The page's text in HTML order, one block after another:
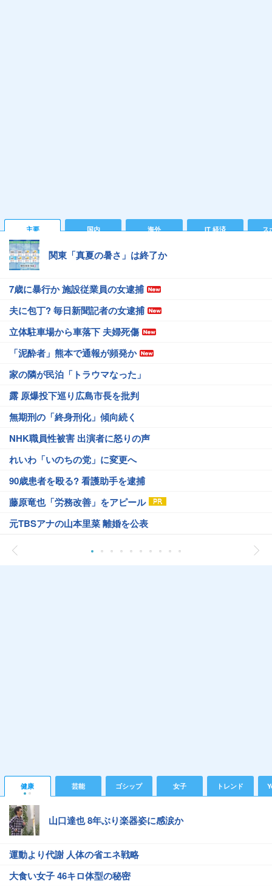
主要 国内 海外 IT 経済 ス
関東「真夏の暑さ」は終了か
7歳に暴行か 施設従業員の女逮捕
夫に包丁? 毎日新聞記者の女逮捕
立体駐車場から車落下 夫婦死傷
「泥酔者」熊本で通報が頻発か
家の隣が民泊「トラウマなった」
露 原爆投下巡り広島市長を批判
無期刑の「終身刑化」傾向続く
NHK職員性被害 出演者に怒りの声
れいわ「いのちの党」に変更へ
90歳患者を殴る? 看護助手を逮捕
藤原竜也「労務改善」をアピール
元TBSアナの山本里菜 離婚を公表
健康 芸能 ゴシップ 女子 トレンド
山口達也 8年ぶり楽器姿に感涙か
運動より代謝 人体の省エネ戦略
大食い女子 46キロ体型の秘密